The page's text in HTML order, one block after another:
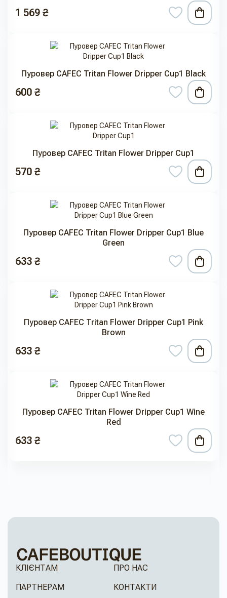
1 569 ₴
Пуровер CAFEC Tritan Flower Dripper Cup1 Black
600 ₴
Пуровер CAFEC Tritan Flower Dripper Cup1
570 ₴
Пуровер CAFEC Tritan Flower Dripper Cup1 Blue
Green
633 ₴
Пуровер CAFEC Tritan Flower Dripper Cup1 Pink
Brown
633 ₴
Пуровер CAFEC Tritan Flower Dripper Cup1 Wine
Red
633 ₴
КЛІЄНТАМ
ПАРТНЕРАМ
ПРО НАС
КОНТАКТИ